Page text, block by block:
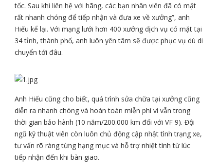
tốc. Sau khi liên hệ với hãng, các bạn nhân viên đã có mặt
rất nhanh chóng để tiếp nhận và đưa xe về xưởng”, anh
Hiếu kể lại. Với mạng lưới hơn 400 xưởng dịch vụ có mặt tại
34 tỉnh, thành phố, anh luôn yên tâm sẽ được phục vụ dù di
chuyển tới đâu.
Anh Hiếu cũng cho biết, quá trình sửa chữa tại xưởng cũng
diễn ra nhanh chóng và hoàn toàn miễn phí vì vẫn trong
thời gian bảo hành (10 năm/200.000 km đối với VF 9). Đội
ngũ kỹ thuật viên còn luôn chủ động cập nhật tình trạng xe,
tư vấn rõ ràng từng hạng mục và hỗ trợ nhiệt tình từ lúc
tiếp nhận đến khi bàn giao.